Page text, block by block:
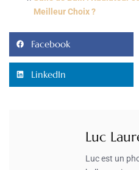
Meilleur Choix ?
Facebook
LinkedIn
Luc
Luc est un